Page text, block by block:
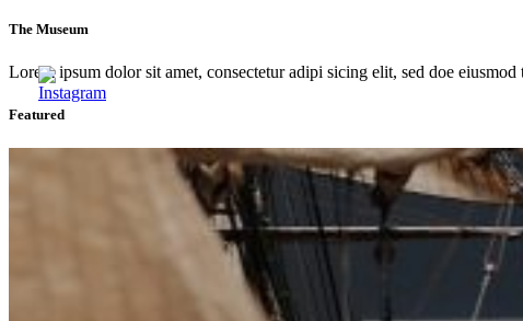
The Museum
Lorem ipsum dolor sit amet, consectetur adipi sicing elit, sed doe
Featured